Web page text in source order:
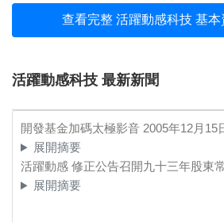
查看完整 活躍動感科技 基
活躍動感科技 最新新聞
開發基金加碼太極影音 2005年12月15
展開摘要
活躍動感 修正公告召開九十三年股東
展開摘要